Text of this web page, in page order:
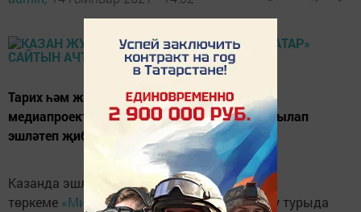
Тарих һәм журналистиканы берләштергән
медиапроектны ай ярым вакыт эчендә яхшылап
эшләтеп җибәрергә ниятлиләр.
Казанда эшләүче журналистлар
төркеме «Миллиард.татар» сайтыначты. Бу турыда